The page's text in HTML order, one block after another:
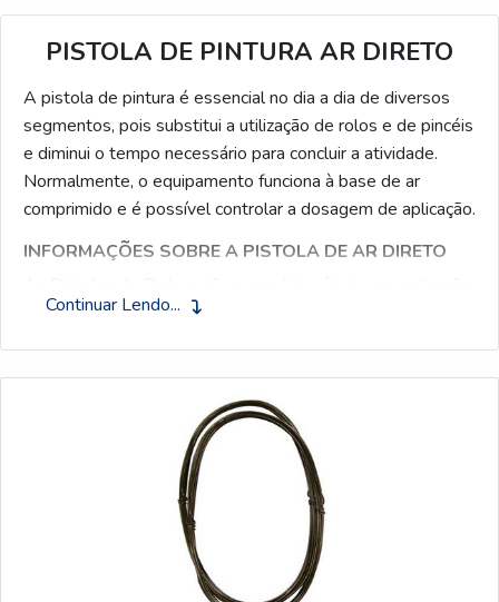
PISTOLA DE PINTURA AR DIRETO
A pistola de pintura é essencial no dia a dia de diversos
segmentos, pois substitui a utilização de rolos e de pincéis
e diminui o tempo necessário para concluir a atividade.
Normalmente, o equipamento funciona à base de ar
comprimido e é possível controlar a dosagem de aplicação.
INFORMAÇÕES SOBRE A PISTOLA DE AR DIRETO
de materiais de acabamento e revestimento, como tintas
É importante sempre verificar se a pressão do compressor
tem compatibilidade com a pistola, caso não, é necessário
utilizar um regulador de pressão e filtro de ar.
TIPOS DE PISTOLA DE AR
No mercado industrial, o equipamento pode ser
Continuar Lendo...